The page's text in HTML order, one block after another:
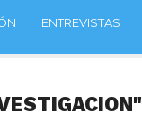
ENTREVISTAS